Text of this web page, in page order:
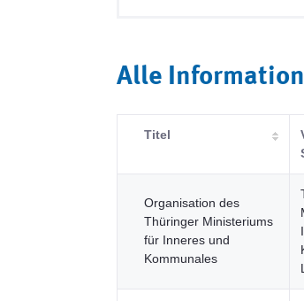
Alle
Titel
Organisation des
Thüringer Ministeriums
für Inneres und
Kommunales